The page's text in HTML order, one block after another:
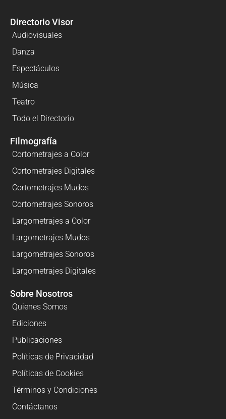
Directorio Visor
Audiovisuales
Danza
Espectáculos
Música
Teatro
Todo el Directorio
Filmografía
Cortometrajes a Color
Cortometrajes Digitales
Cortometrajes Mudos
Cortometrajes Sonoros
Largometrajes a Color
Largometrajes Mudos
Largometrajes Sonoros
Largometrajes Digitales
Sobre Nosotros
Quienes Somos
Ediciones
Publicaciones
Políticas de Privacidad
Políticas de Cookies
Términos y Condiciones
Contáctanos